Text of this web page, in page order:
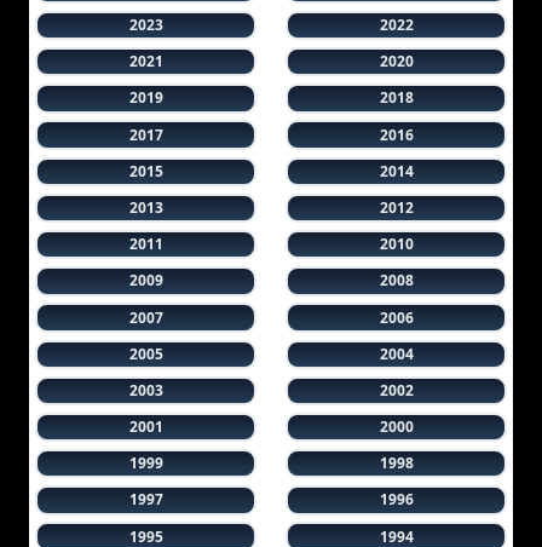
2023
2022
2021
2020
2019
2018
2017
2016
2015
2014
2013
2012
2011
2010
2009
2008
2007
2006
2005
2004
2003
2002
2001
2000
1999
1998
1997
1996
1995
1994